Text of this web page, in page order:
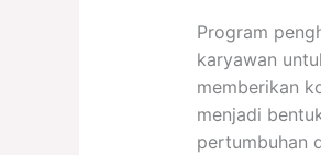
Program
karyawan
memberikan
menjadi
pertumbuhan